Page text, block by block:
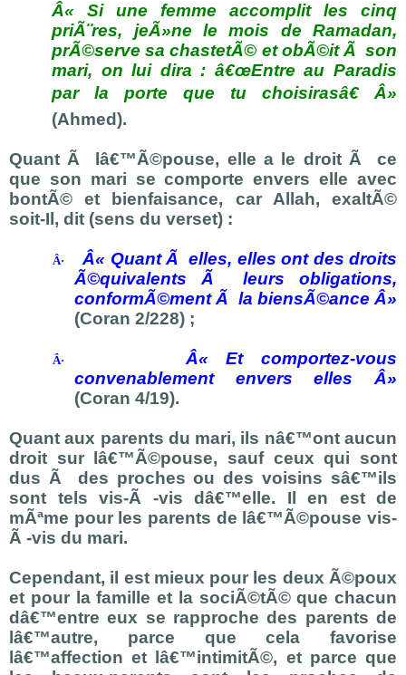
Â« Si
une femme accomplit les cinq
priÃ¨res, jeÃ»ne le mois de Ramadan,
prÃ©serve sa chastetÃ© et obÃ©it Ã son
mari, on lui dira : â€œEntre au Paradis
par la porte que tu choisirasâ€ Â»
(Ahmed).
Quant Ã lâ€™Ã©pouse, elle a le droit Ã ce
que son mari se comporte envers elle avec
bontÃ© et bienfaisance, car Allah, exaltÃ©
soit-Il, dit (sens du verset) :
Â· Â« Quant Ã elles, elles ont des droits
Ã©quivalents Ã leurs obligations,
conformÃ©ment Ã la biensÃ©ance Â»
(Coran 2/228) ;
Â·
Â« Et comportez-vous
convenablement envers elles Â»
(Coran 4/19).
Quant aux parents du mari, ils nâ€™ont aucun
droit sur lâ€™Ã©pouse, sauf ceux qui sont
dus Ã des proches ou des voisins sâ€™ils
sont tels vis-Ã -vis dâ€™elle. Il en est de
mÃªme pour les parents de lâ€™Ã©pouse vis-
Ã -vis du mari.
Cependant, il est mieux pour les deux Ã©poux
et pour la famille et la sociÃ©tÃ© que chacun
dâ€™entre eux se rapproche des parents de
lâ€™autre, parce que cela favorise
lâ€™affection et lâ€™intimitÃ©, et parce que